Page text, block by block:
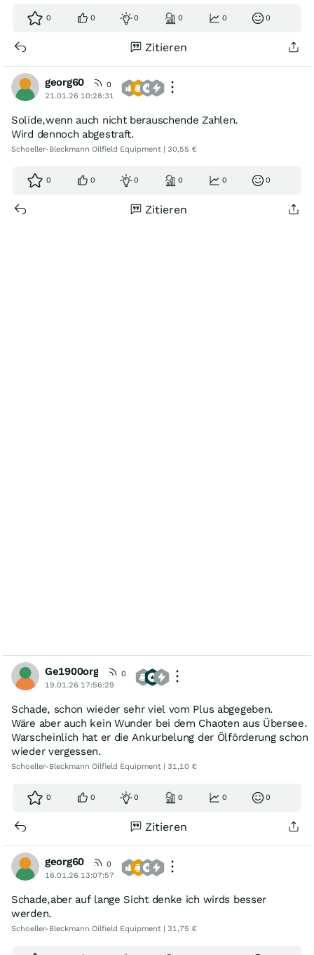
0 0 0 0 0 0
Zitieren
georg60
0
21.01.26 10:28:31
Solide,wenn auch nicht berauschende Zahlen.
Wird dennoch abgestraft.
Schoeller-Bleckmann Oilfield Equipment | 30,55 €
0 0 0 0 0 0
Zitieren
Ge1900org
0
19.01.26 17:56:29
Schade, schon wieder sehr viel vom Plus abgegeben.
Wäre aber auch kein Wunder bei dem Chaoten aus Übersee.
Warscheinlich hat er die Ankurbelung der Ölförderung schon
wieder vergessen.
Schoeller-Bleckmann Oilfield Equipment | 31,10 €
0 0 0 0 0 0
Zitieren
georg60
0
16.01.26 13:07:57
Schade,aber auf lange Sicht denke ich wirds besser
werden.
Schoeller-Bleckmann Oilfield Equipment | 31,75 €